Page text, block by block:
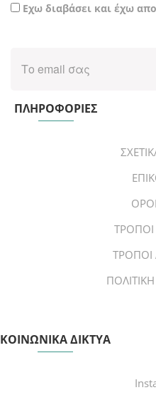
Εχω διαβάσει και έχω
ΠΛΗΡΟΦΟΡΙΕΣ
ΚΟΙΝΩΝΙΚΑ ΔΙΚΤΥΑ